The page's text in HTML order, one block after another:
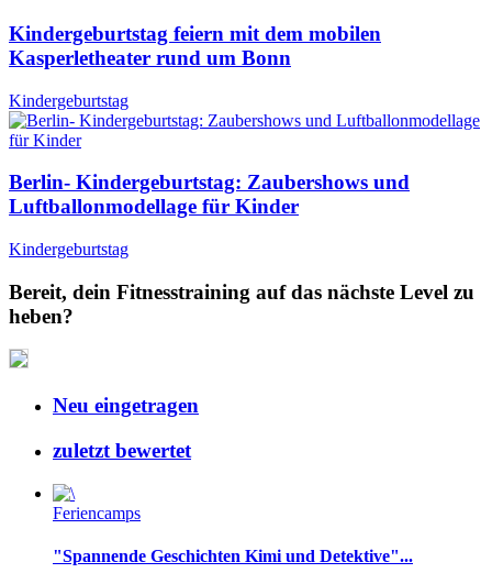
Kindergeburtstag feiern mit dem mobilen
Kasperletheater rund um Bonn
Kindergeburtstag
Berlin- Kindergeburtstag: Zaubershows und
Luftballonmodellage für Kinder
Kindergeburtstag
Bereit, dein Fitnesstraining auf das nächste Level zu
heben?
Neu eingetragen
zuletzt bewertet
Feriencamps
"Spannende Geschichten Kimi und Detektive"...